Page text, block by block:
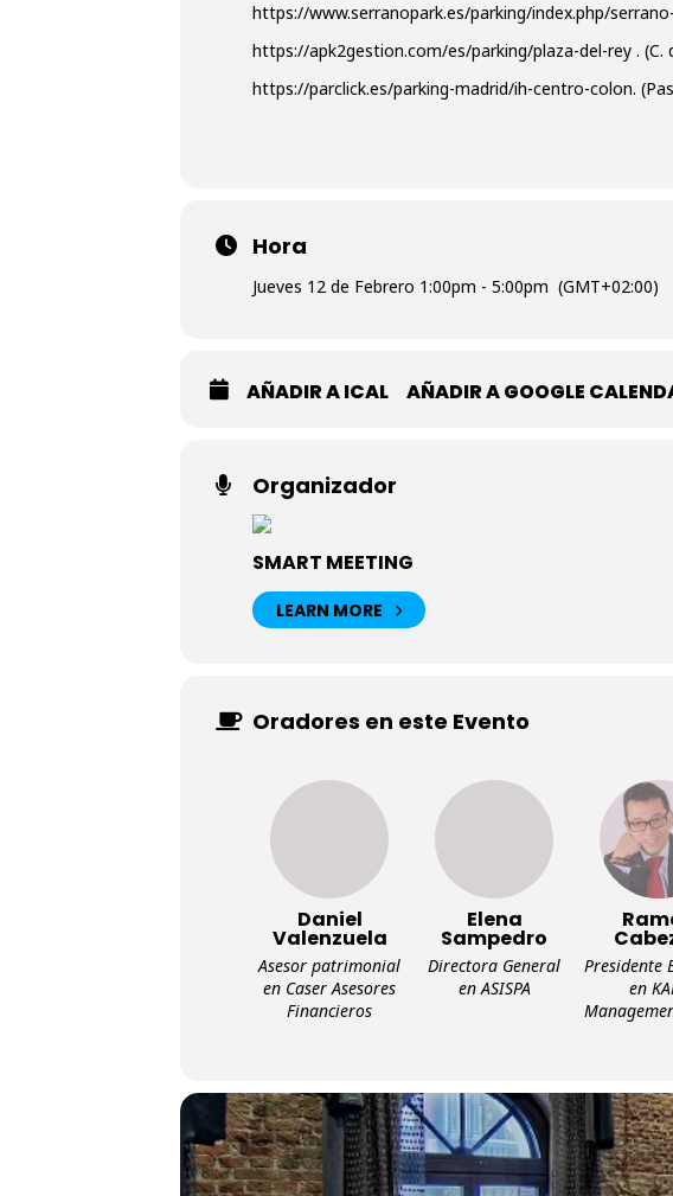
https://www.serranopark.es/parking/index.php/
https://apk2gestion.com/es/parking/plaza-del-rey . (C.
https://parclick.es/parking-madrid/ih-centro-colon.
Hora
Jueves 12 de Febrero 1:00pm - 5:00pm (GMT+02:00)
AÑADIR A ICAL AÑADIR A GOOGLE
Organizador
SMART MEETING
LEARN MORE
Oradores en este Evento
Daniel
Valenzuela
Asesor patrimonial
en Caser Asesores
Financieros
Elena
Sampedro
Directora General
en ASISPA
Presidente
en